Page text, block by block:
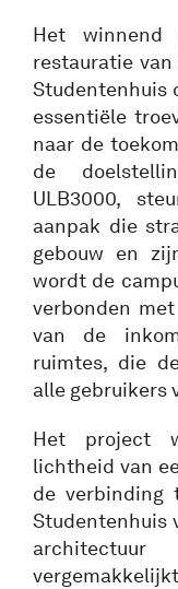
Het
restauratie
Studentenhuis
essentiële
naar de
de
ULB3000,
aanpak die
gebouw en
wordt de
verbonden
van de
ruimtes, die
alle gebruikers
Het project
lichtheid van
de verbinding
Studentenhuis